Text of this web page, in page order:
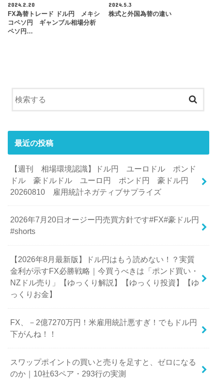
2024.2.20
FX為替トレード ドル円 メキシ
コペソ円 ギャンブル相場分析
ペソ円…
2024.5.3
株式と外国為替の違い
最近の投稿
【週刊 相場環境認識】ドル円 ユーロドル ポンド
ドル 豪ドルドル ユーロ円 ポンド円 豪ドル円
20260810 雇用統計ネガティブサプライズ
2026年7月20日オージー円売買方針です#FX#豪ドル円
#shorts
【2026年8月最新版】ドル円はもう読めない！？実質
金利が示すFX必勝戦略｜今買うべきは「ポンド買い・
NZドル売り」【ゆっくり解説】【ゆっくり投資】【ゆ
っくりお金】
FX、－2億7270万円！米雇用統計悪すぎ！でもドル円
下がんね！！
スワップポイントの買いと売りを足すと、ゼロになる
のか｜10社63ペア・293行の実測